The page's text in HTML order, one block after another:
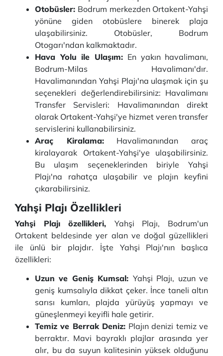
Otobüsler: Bodrum merkezden Ortakent-Yahşi
yönüne giden otobüslere binerek plaja
ulaşabilirsiniz. Otobüsler, Bodrum
Otogarı'ndan kalkmaktadır.
Hava Yolu ile Ulaşım: En yakın havalimanı,
Bodrum-Milas Havalimanı'dır.
Havalimanından Yahşi Plajı'na ulaşmak için şu
seçenekleri değerlendirebilirsiniz: Havalimanı
Transfer Servisleri: Havalimanından direkt
olarak Ortakent-Yahşi'ye hizmet veren transfer
servislerini kullanabilirsiniz.
Araç Kiralama:Havalimanından araç
kiralayarak Ortakent-Yahşi'ye ulaşabilirsiniz.
Bu ulaşım seçeneklerinden biriyle Yahşi
Plajı'na rahatça ulaşabilir ve plajın keyfini
çıkarabilirsiniz.
Yahşi Plajı Özellikleri
Yahşi Plajı özellikleri, Yahşi Plajı, Bodrum'un
Ortakent beldesinde yer alan ve doğal güzellikleri
ile ünlü bir plajdır. İşte Yahşi Plajı'nın başlıca
özellikleri:
Uzun ve Geniş Kumsal: Yahşi Plajı, uzun ve
geniş kumsalıyla dikkat çeker. İnce taneli altın
sarısı kumları, plajda yürüyüş yapmayı ve
güneşlenmeyi keyifli hale getirir.
Temiz ve Berrak Deniz: Plajın denizi temiz ve
berraktır. Mavi bayraklı plajlar arasında yer
alır, bu da suyun kalitesinin yüksek olduğunu